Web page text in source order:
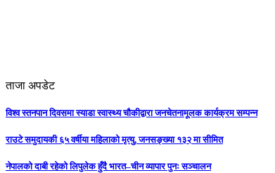
ताजा अपडेट
विश्व स्तनपान दिवसमा स्याडा स्वास्थ्य चौकीद्वारा जनचेतनामूलक कार्यक्रम सम्पन्न
राउटे समुदायकी ६५ वर्षीया महिलाको मृत्यु, जनसङ्ख्या १३२ मा सीमित
नेपालको दाबी रहेको लिपुलेक हुँदै भारत–चीन व्यापार पुनः सञ्चालन